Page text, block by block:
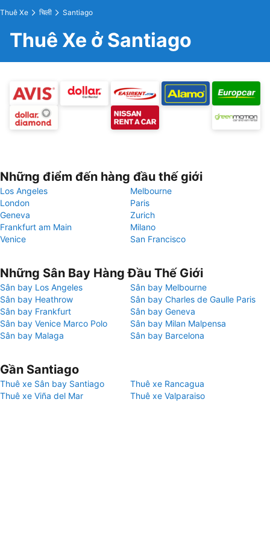
Thuê Xe चिली Santiago
Thuê Xe ở Santiago
Những điểm đến hàng đầu thế giới
Los Angeles
Melbourne
London
Paris
Geneva
Zurich
Frankfurt am Main
Milano
Venice
San Francisco
Những Sân Bay Hàng Đầu Thế Giới
Sân bay Los Angeles
Sân bay Melbourne
Sân bay Heathrow
Sân bay Charles de Gaulle Paris
Sân bay Frankfurt
Sân bay Geneva
Sân bay Venice Marco Polo
Sân bay Milan Malpensa
Sân bay Malaga
Sân bay Barcelona
Gần Santiago
Thuê xe Sân bay Santiago
Thuê xe Rancagua
Thuê xe Viña del Mar
Thuê xe Valparaiso